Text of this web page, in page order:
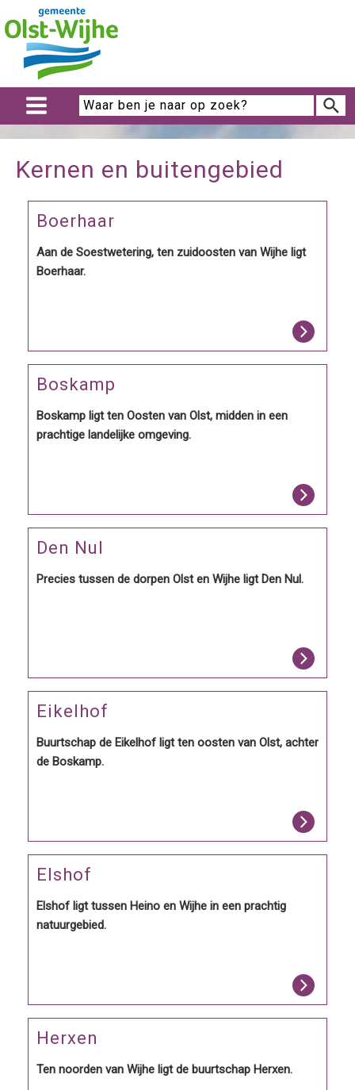
Kernen en buitengebied
Boerhaar
Aan de Soestwetering, ten zuidoosten van Wijhe ligt
Boerhaar.
Boskamp
Boskamp ligt ten Oosten van Olst, midden in een
prachtige landelijke omgeving.
Den Nul
Precies tussen de dorpen Olst en Wijhe ligt Den Nul.
Eikelhof
Buurtschap de Eikelhof ligt ten oosten van Olst, achter
de Boskamp.
Elshof
Elshof ligt tussen Heino en Wijhe in een prachtig
natuurgebied.
Herxen
Ten noorden van Wijhe ligt de buurtschap Herxen.